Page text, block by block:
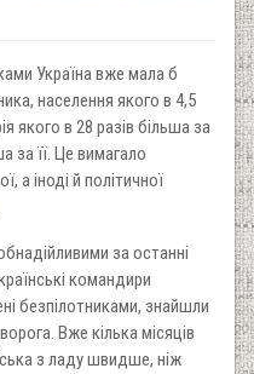
Україна вже мала б
населення якого в 4,5
якого в 28 разів більша за
за її. Це вимагало
а іноді й політичної
за останні
командири
безпілотниками, знайшли
Вже кілька місяців
з ладу швидше, ніж